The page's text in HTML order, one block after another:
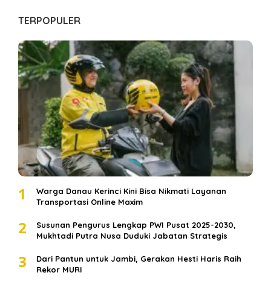
TERPOPULER
1
Warga Danau Kerinci Kini Bisa Nikmati Layanan
Transportasi Online Maxim
2
Susunan Pengurus Lengkap PWI Pusat 2025-2030,
Mukhtadi Putra Nusa Duduki Jabatan Strategis
3
Dari Pantun untuk Jambi, Gerakan Hesti Haris Raih
Rekor MURI